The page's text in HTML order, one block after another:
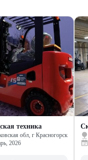
техника
обл, г Красногорск
2026